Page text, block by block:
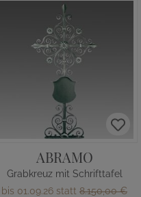
ABRAMO
Grabkreuz mit Schrifttafel
bis 01.09.26 statt 8.150,00 €